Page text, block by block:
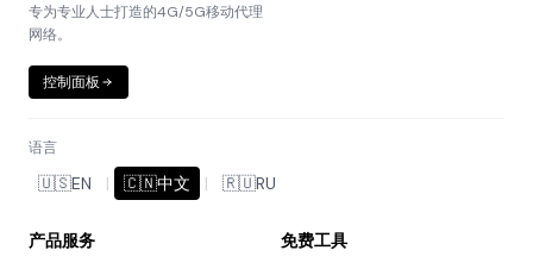
专为专业人士打造的4G/5G移动代理
网络。
控制面板
语言
🇺🇸EN | 🇨🇳中文 | 🇷🇺RU
产品服务
免费工具